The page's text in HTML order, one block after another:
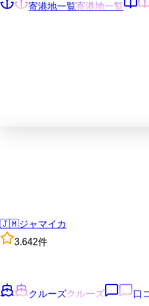
寄港地一覧寄港地一覧
🇯🇲ジャマイカ
3.642件
クルーズクルーズ 口